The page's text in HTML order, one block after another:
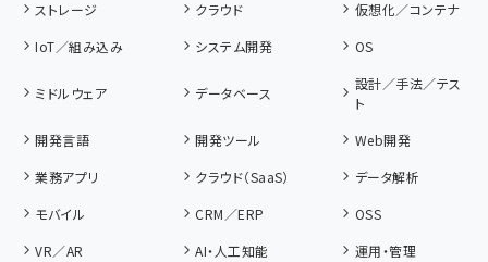
ストレージ
クラウド
仮想化／コンテナ
IoT／組み込み
システム開発 OS
ミドルウェア データベース
設計／手法／テス
ト
開発言語
開発ツール
Web開発
業務アプリ
クラウド（SaaS）
データ解析
モバイル
CRM／ERP
OSS
VR／AR
AI・人工知能
運用・管理